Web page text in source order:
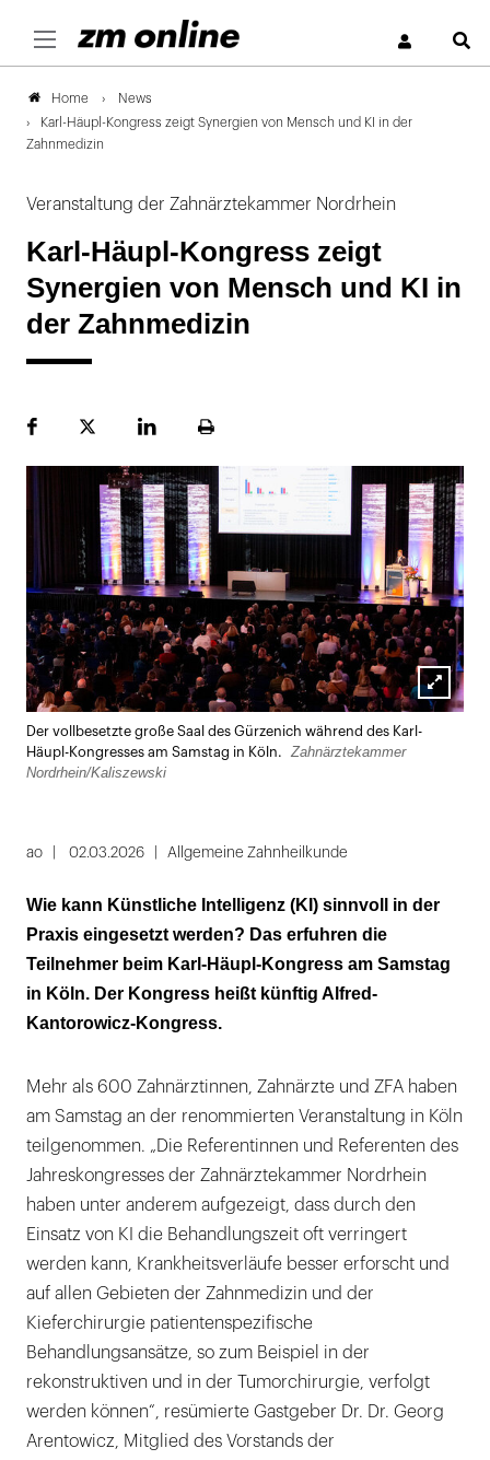
Home
News
Karl-Häupl-Kongress zeigt Synergien von Mensch und KI in der
Zahnmedizin
Veranstaltung der Zahnärztekammer Nordrhein
Karl-Häupl-Kongress zeigt
Synergien von Mensch und KI in
der Zahnmedizin
FacebookPlattformLinekdInSeite
Lightbox
öffnen
Der vollbesetzte große Saal des Gürzenich während des Karl-
Häupl-Kongresses am Samstag in Köln.
Zahnärztekammer
Nordrhein/Kaliszewski
ao 02.03.2026 Allgemeine Zahnheilkunde
Wie kann Künstliche Intelligenz (KI) sinnvoll in der
Praxis eingesetzt werden? Das erfuhren die
Teilnehmer beim Karl-Häupl-Kongress am Samstag
in Köln. Der Kongress heißt künftig Alfred-
Kantorowicz-Kongress.
Mehr als 600 Zahnärztinnen, Zahnärzte und ZFA haben
am Samstag an der renommierten Veranstaltung in Köln
teilgenommen. „Die Referentinnen und Referenten des
Jahreskongresses der Zahnärztekammer Nordrhein
haben unter anderem aufgezeigt, dass durch den
Einsatz von KI die Behandlungszeit oft verringert
werden kann, Krankheitsverläufe besser erforscht und
auf allen Gebieten der Zahnmedizin und der
Kieferchirurgie patientenspezifische
Behandlungsansätze, so zum Beispiel in der
rekonstruktiven und in der Tumorchirurgie, verfolgt
werden können“, resümierte Gastgeber Dr. Dr. Georg
Arentowicz, Mitglied des Vorstands der